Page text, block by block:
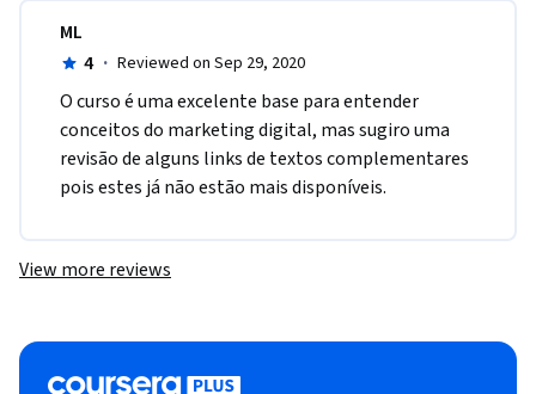
ML
4 · Reviewed on Sep 29, 2020
O curso é uma excelente base para entender
conceitos do marketing digital, mas sugiro uma
revisão de alguns links de textos complementares
pois estes já não estão mais disponíveis.
View more reviews